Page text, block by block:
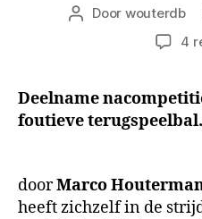
Berichtauteur
Door wouterdb
4
Deelname
foutieve terugspeelbal.
doorMarco
heeft zichzelf in de